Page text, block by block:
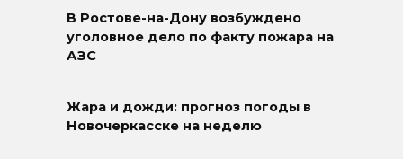
В Ростове-на-Дону возбуждено
уголовное дело по факту пожара на
АЗС
Жара и дожди: прогноз погоды в
Новочеркасске на неделю